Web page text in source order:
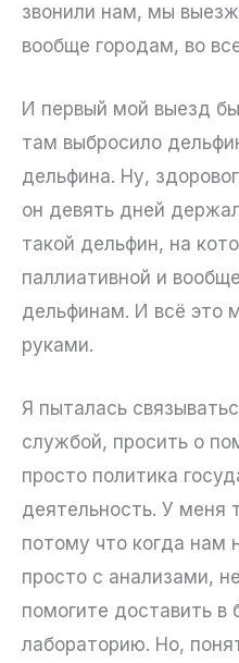
звонили нам, мы
вообще городам, во
И первый мой выезд
там выбросило
дельфина. Ну,
он девять дней
такой дельфин, на
паллиативной и
дельфинам. И всё это
руками.
Я пыталась
службой, просить о
просто политика
деятельность. У меня
потому что когда
просто с анализами,
помогите доставить
лабораторию. Но,